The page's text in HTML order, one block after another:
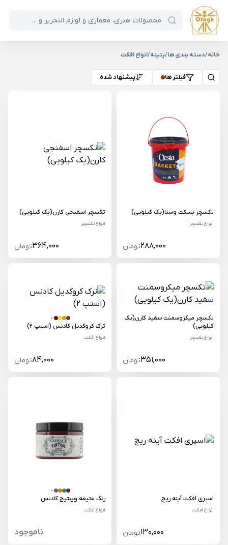
خانه/دسته بندی ها/پتینه/انواع افکت
فیلتر ها پیشنهاد شده
تکسچر بسکت وستا(یک کیلویی)
انواع تکسچر
288,000تومان
تکسچر اسفنجی کارن(یک کیلویی)
انواع تکسچر
364,000تومان
تکسچر میکروسمنت سفید کارن(یک
کیلویی)
انواع تکسچر
351,000تومان
ترک کروکدیل کادنس (استپ 2)
انواع افکت
84,000تومان
اسپری افکت آینه ریچ
انواع افکت
130,000تومان
رنگ عتیقه وینتیج کادنس
انواع افکت
ناموجود